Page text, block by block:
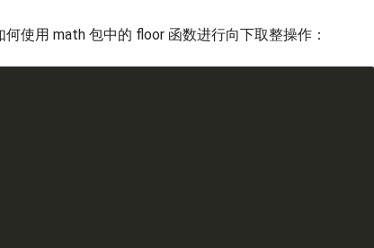
使用 math 包中的 floor 函数进行向下取整操作：